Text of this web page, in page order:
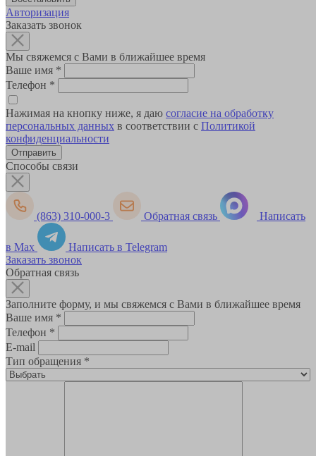
Авторизация
Заказать звонок
Мы свяжемся с Вами в ближайшее время
Ваше имя *
Телефон *
Нажимая на кнопку ниже, я даю согласие на обработку
персональных данных в соответствии с Политикой
конфиденциальности
Способы связи
(863) 310-000-3 Обратная связь Написать
в Max
Написать в Telegram
Заказать звонок
Обратная связь
Заполните форму, и мы свяжемся с Вами в ближайшее время
Ваше имя *
Телефон *
E-mail
Тип обращения *